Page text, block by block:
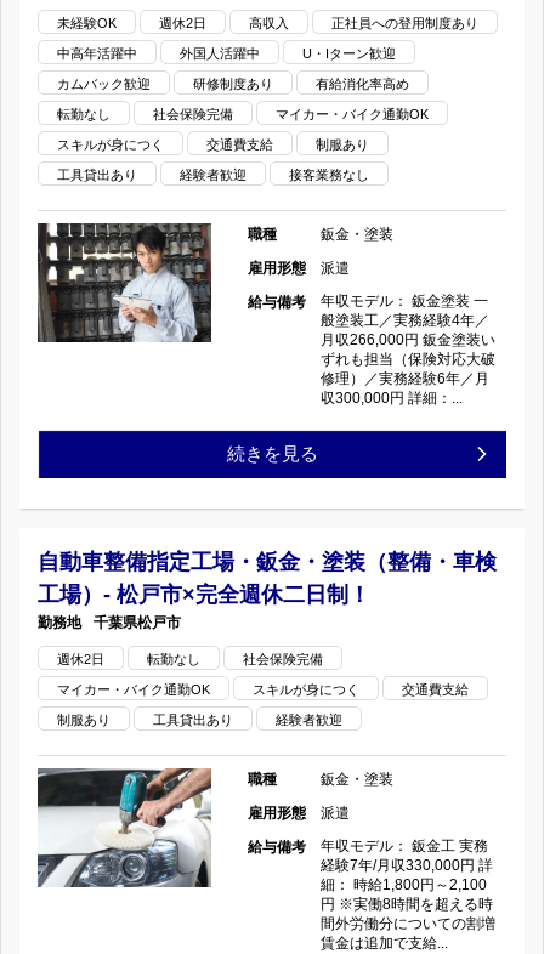
週
休
2
日
ー
ラ
ー
の
BP
仕
し
ま
せ
か？
×
完
全
週
休
金・
（整
備・
場）-
未経験OK 週休2日 高収入 正社員への登用制度あり
中高年活躍中 外国人活躍中 U・Iターン歓迎
カムバック歓迎 研修制度あり 有給消化率高め
転勤なし 社会保険完備 マイカー・バイク通勤OK
スキルが身につく 交通費支給 制服あり
工具貸出あり 経験者歓迎 接客業務なし
職種
鈑金・塗装
雇用形態
派遣
給与備考
年収モデル： 鈑金塗装 一
般塗装工／実務経験4年／
月収266,000円 鈑金塗装い
ずれも担当（保険対応大破
修理）／実務経験6年／月
収300,000円 詳細：...
経
者
募
集！！
鈑
続きを見る
自動車整備指定工場・鈑金・塗装（整備・車検
工場）- 松戸市×完全週休二日制！
千葉県松戸市
週休2日 転勤なし 社会保険完備
マイカー・バイク通勤OK スキルが身につく 交通費支給
制服あり 工具貸出あり 経験者歓迎
職種
鈑金・塗装
雇用形態
派遣
給与備考
年収モデル： 鈑金工 実務
経験7年/月収330,000円 詳
細： 時給1,800円～2,100
円 ※実働8時間を超える時
間外労働分についての割増
賃金は追加で支給...